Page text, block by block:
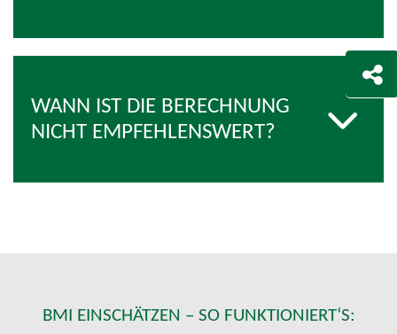
WANN IST DIE BERECHNUNG
NICHT EMPFEHLENSWERT?
BMI EINSCHÄTZEN – SO FUNKTIONIERT‘S: